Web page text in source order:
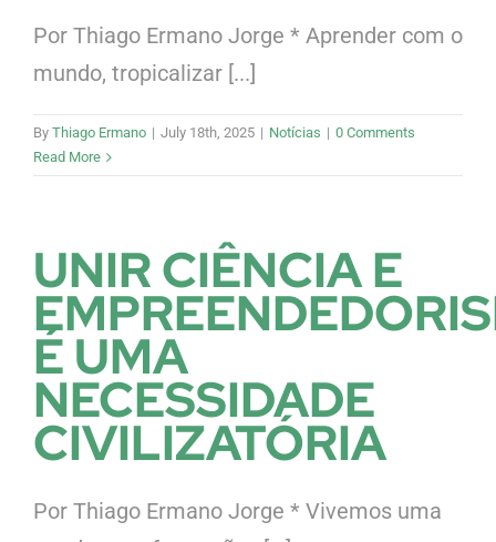
Por Thiago Ermano Jorge * Aprender com o
mundo, tropicalizar [...]
By Thiago Ermano | July 18th, 2025 | Notícias | 0 Comments
Read More
UNIR CIÊNCIA E
É UMA
NECESSIDADE
CIVILIZATÓRIA
Por Thiago Ermano Jorge * Vivemos uma